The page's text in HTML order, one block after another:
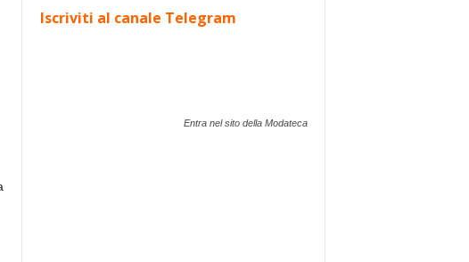
Iscriviti al canale Telegram
Entra nel sito della Modateca